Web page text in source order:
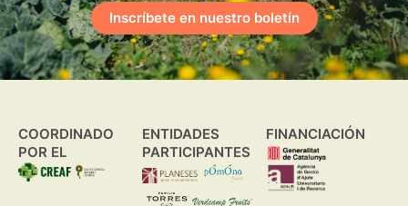
Inscríbete en nuestro boletín
COORDINADO
POR EL
ENTIDADES
PARTICIPANTES
FINANCIACIÓN